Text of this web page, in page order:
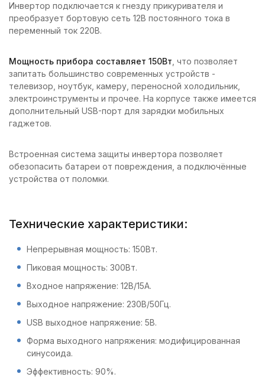
Инвертор подключается к гнезду прикуривателя и
преобразует бортовую сеть 12В постоянного тока в
переменный ток 220В.
Мощность прибора составляет 150Вт , что позволяет
запитать большинство современных устройств -
телевизор, ноутбук, камеру, переносной холодильник,
электроинструменты и прочее. На корпусе также имеется
дополнительный USB-порт для зарядки мобильных
гаджетов.
Встроенная система защиты инвертора позволяет
обезопасить батареи от повреждения, а подключённые
устройства от поломки.
Технические характеристики:
Непрерывная мощность: 150Вт.
Пиковая мощность: 300Вт.
Входное напряжение: 12В/15А.
Выходное напряжение: 230В/50Гц.
USB выходное напряжение: 5В.
Форма выходного напряжения: модифицированная
синусоида.
Эффективность: 90%.